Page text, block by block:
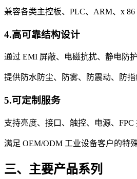
兼容各类主控板、PLC、ARM、x 86
4.高可靠结构设计
通过 EMI 屏蔽、电磁抗扰、静电防
提供防水防尘、防雾、防震动、防指
5.可定制服务
支持亮度、接口、触控、电源、FPC
满足 OEM/ODM 工业设备客户的特
三、主要产品系列